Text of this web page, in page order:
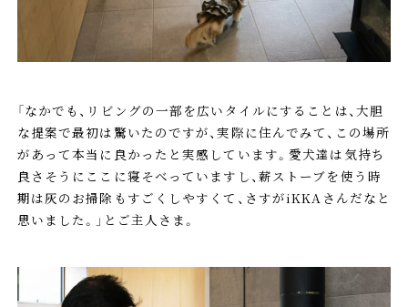
「なかでも、リビングの一部を広いタイルにすることは、大胆
な提案で最初は驚いたのですが、実際に住んでみて、この場所
があって本当に良かったと実感しています。愛犬達は気持ち
良さそうにここに寝そべっていますし、薪ストーブを使う時
期は灰のお掃除もすごくしやすくて、さすがiKKAさんだなと
思いました。」とご主人さま。